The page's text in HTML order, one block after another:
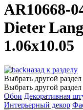
AR10668-
Dieter
1.06x10.05
назад к разделу
Выбрать другой раздел
Выбрать другой раздел
Обои Декоративная
Интерьерный декор